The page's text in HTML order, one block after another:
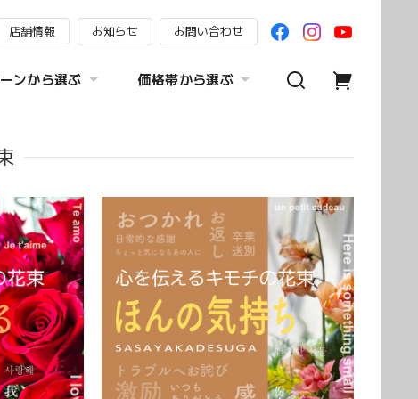
店舗情報 お知らせ お問い合わせ
ンから選ぶ 価格帯から選ぶ